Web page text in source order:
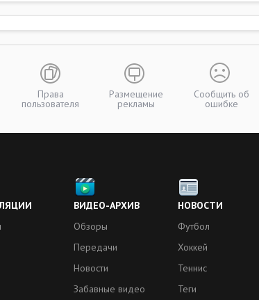
Права
пользователя
Размещение
рекламы
Сообщить об
ошибке
ВИДЕО-АРХИВ
Обзоры
Передачи
Новости
Забавные видео
НОВОСТИ
Футбол
Хоккей
Теннис
Теги